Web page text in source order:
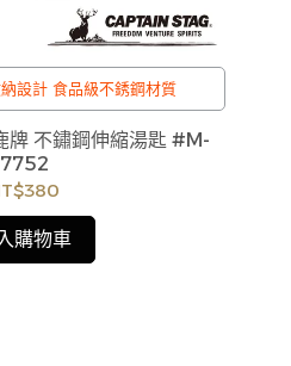
日本製造 可折疊收納設計 食品級不銹鋼材質
牌 不鏽鋼伸縮湯匙 #M-
7752
購物車